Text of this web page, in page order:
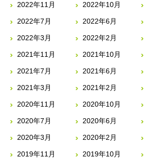
2022年11月 2022年10月
2022年7月 2022年6月
2022年3月 2022年2月
2021年11月 2021年10月
2021年7月 2021年6月
2021年3月 2021年2月
2020年11月 2020年10月
2020年7月 2020年6月
2020年3月 2020年2月
2019年11月 2019年10月